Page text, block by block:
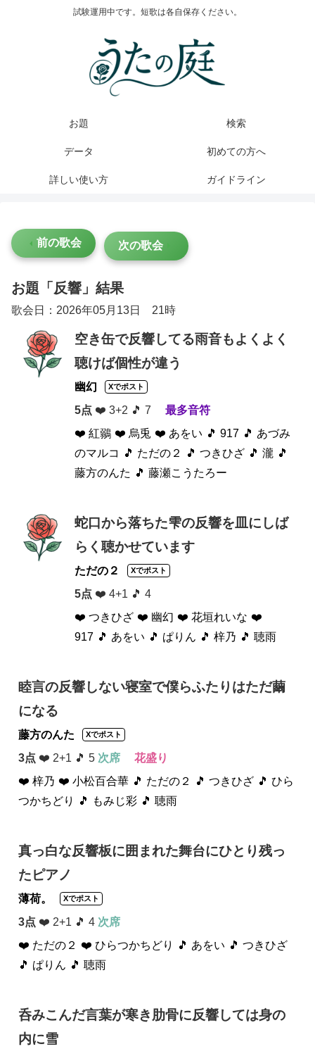
試験運用中です。短歌は各自保存ください。
お題 検索
データ 初めての方へ
詳しい使い方 ガイドライン
前の歌会 次の歌会
お題「反響」結果
歌会日：2026年05月13日 21時
空き缶で反響してる雨音もよくよく
聴けば個性が違う
幽幻 Xでポスト
5点 ❤️ 3+2 🎵 7
最多音符
❤️ 紅鶸 ❤️ 烏兎 ❤️ あをい 🎵 917 🎵 あづみ
のマルコ
🎵 ただの２ 🎵 つきひざ 🎵 瀧 🎵
藤方のんた 🎵 藤瀬こうたろー
蛇口から落ちた雫の反響を皿にしば
らく聴かせています
ただの２ Xでポスト
5点 ❤️ 4+1 🎵 4
❤️ つきひざ ❤️ 幽幻 ❤️ 花垣れいな ❤️
917 🎵 あをい 🎵 ぱりん 🎵 梓乃 🎵 聴雨
睦言の反響しない寝室で僕らふたりはただ繭
になる
藤方のんた Xでポスト
3点 ❤️ 2+1 🎵 5 次席
花盛り
❤️ 梓乃 ❤️ 小松百合華 🎵 ただの２ 🎵 つきひざ 🎵 ひら
つかちどり
🎵 もみじ彩 🎵 聴雨
真っ白な反響板に囲まれた舞台にひとり残っ
たピアノ
薄荷。 Xでポスト
3点 ❤️ 2+1 🎵 4 次席
❤️ ただの２ ❤️ ひらつかちどり 🎵 あをい 🎵 つきひざ
🎵 ぱりん 🎵 聴雨
呑みこんだ言葉が寒き肋骨に反響しては身の
内に雪